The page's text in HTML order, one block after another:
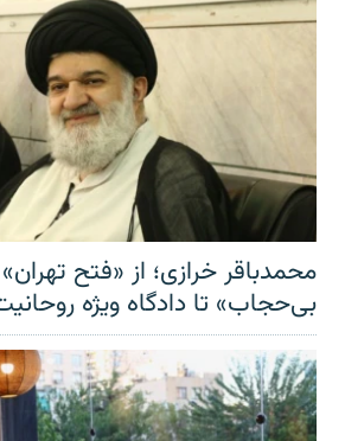
محمدباقر خرازی؛ از «فتح
بی‌حجاب» تا دادگاه ویژه